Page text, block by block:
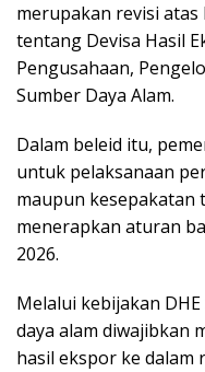
merupakan revisi atas
tentang Devisa Hasil
Pengusahaan,
Sumber Daya Alam.
Dalam beleid itu,
untuk pelaksanaan
maupun kesepakatan
menerapkan aturan
2026.
Melalui kebijakan
daya alam diwajibkan
hasil ekspor ke